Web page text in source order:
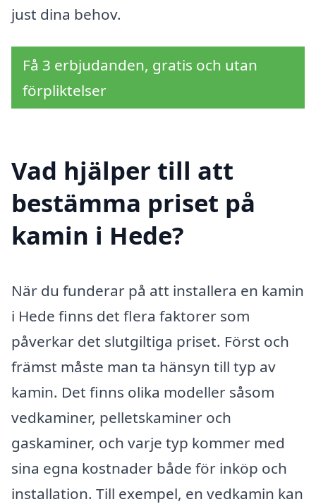
just dina behov.
Få 3 erbjudanden, gratis och utan
förpliktelser
Vad hjälper till att
bestämma priset på
kamin i Hede?
När du funderar på att installera en kamin
i Hede finns det flera faktorer som
påverkar det slutgiltiga priset. Först och
främst måste man ta hänsyn till typ av
kamin. Det finns olika modeller såsom
vedkaminer, pelletskaminer och
gaskaminer, och varje typ kommer med
sina egna kostnader både för inköp och
installation. Till exempel, en vedkamin kan